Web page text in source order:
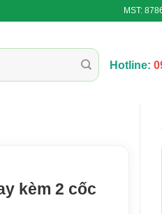
MST:
Hotline:
kèm 2 cốc